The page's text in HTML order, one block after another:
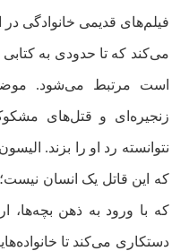
فیلم‌های قدیمی خانوادگی در
می‌کند که تا حدودی به
است مرتبط می‌شود.
زنجیره‌ای و قتل‌های
نتوانسته رد او را بزند.
که این قاتل یک انسان
که با ورود به ذهن بچه‌ها،
دستکاری می‌کند تا